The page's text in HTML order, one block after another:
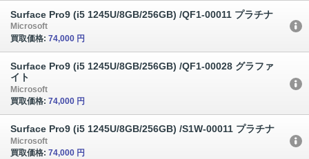
Surface Pro9 (i5 1245U/8GB/256GB) /QF1-00011 プラチナ
Microsoft
買取価格: 74,000 円
Surface Pro9 (i5 1245U/8GB/256GB) /QF1-00028 グラファ
イト
Microsoft
買取価格: 74,000 円
Surface Pro9 (i5 1245U/8GB/256GB) /S1W-00011 プラチナ
Microsoft
買取価格: 74,000 円